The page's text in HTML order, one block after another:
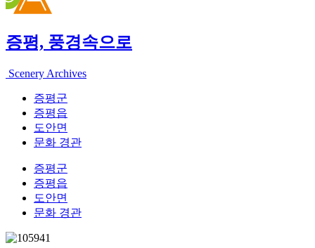
증평, 풍경속으로
Scenery Archives
증평군
증평읍
도안면
문화 경관
증평군
증평읍
도안면
문화 경관